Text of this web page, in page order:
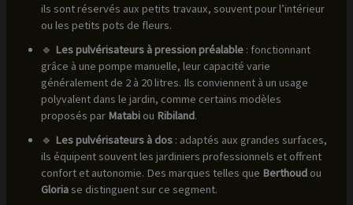
ils sont réservés aux petits travaux, souvent pour l’intérieur
ou les petits pots de fleurs.
🔹 Les pulvérisateurs à pression préalable: fonctionnant
grâce à une pompe manuelle, leur capacité varie
généralement de 2 à 20 litres. Ils conviennent à un usage
polyvalent dans le jardin, comme certains modèles
proposés par Matabiou Ribiland.
🔹 Les pulvérisateurs à dos: adaptés aux grandes surfaces,
ils équipent souvent les jardiniers professionnels et offrent
confort et autonomie. Des marques telles que Berthoudou
Gloriase distinguent sur ce segment.